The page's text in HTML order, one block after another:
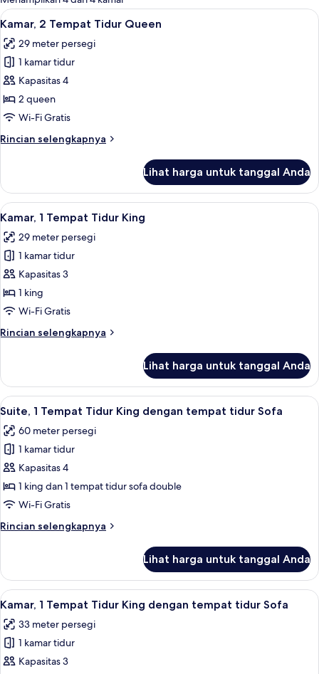
kamar
Lihat
semua
foto
untuk
Kamar,
2
Tempat
Queen
Kamar, 2 Tempat Tidur Queen |
7
Kamar, 2 Tempat Tidur Queen
29 meter persegi
1 kamar tidur
Kapasitas 4
2 queen
Wi-Fi Gratis
Rincian selengkapnya
Rincian
Kamar,
Tempat
Queen
Lihat harga untuk tanggal Anda
Lihat
semua
foto
untuk
Kamar,
1
Tempat
King
Kamar, 1 Tempat Tidur King | Seprai
11
Kamar, 1 Tempat Tidur King
29 meter persegi
1 kamar tidur
Kapasitas 3
1 king
Wi-Fi Gratis
Rincian selengkapnya
Rincian
Kamar,
Tempat
King
Lihat harga untuk tanggal Anda
Lihat
semua
foto
untuk
Suite,
1
Tempat
King
tidur
Sofa
Suite, 1 Tempat Tidur King dengan
7
Suite, 1 Tempat Tidur King dengan tempat tidur Sofa
60 meter persegi
1 kamar tidur
Kapasitas 4
1 king dan 1 tempat tidur sofa double
Wi-Fi Gratis
Rincian selengkapnya
Rincian
Suite,
Tempat
King
dengan
tempat
tidur
Lihat harga untuk tanggal Anda
Lihat
semua
foto
untuk
Kamar,
Kamar, 1 Tempat Tidur King dengan
4
Kamar, 1 Tempat Tidur King dengan tempat tidur Sofa
33 meter persegi
1 kamar tidur
Kapasitas 3